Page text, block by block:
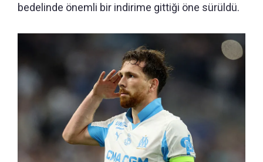
bedelinde önemli bir indirime gittiği öne sürüldü.